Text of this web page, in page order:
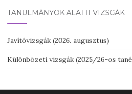
TANULMÁNYOK ALATTI VIZSGÁK
Javítóvizsgák (2026. augusztus)
Különbözeti vizsgák (2025/26-os